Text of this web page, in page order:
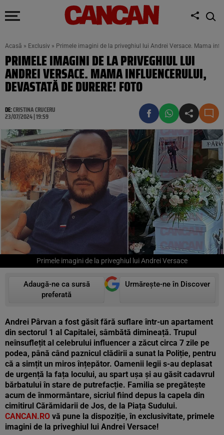
Acasă » Exclusiv » Primele imagini de la priveghiul lui Andrei Versace. Mama
PRIMELE IMAGINI DE LA PRIVEGHIUL LUI
ANDREI VERSACE. MAMA INFLUENCERULUI,
DEVASTATĂ DE DURERE! FOTO
DE:CRISTINA CRUCERU
23/07/2024 | 19:59
Primele imagini de la priveghiul lui Andrei Versace
Adaugă-ne ca sursă
preferată
Urmărește-ne în Discover
Andrei Pârvan a fost găsit fără suflare într-un apartament
din sectorul 1 al Capitalei, sâmbătă dimineață. Trupul
neînsuflețit al celebrului influencer a zăcut circa 7 zile pe
podea, până când paznicul clădirii a sunat la Poliție, pentru
că a simțit un miros înțepător. Oamenii legii s-au deplasat
de urgență la fața locului, au spart ușa și au găsit cadavrul
bărbatului în stare de putrefacție. Familia se pregătește
acum de înmormântare, sicriul fiind depus la capela din
cimitirul Cărămidarii de Jos, de la Piața Sudului.
CANCAN.RO vă pune la dispoziție, în exclusivitate, primele
imagini de la priveghiul lui Andrei Versace!